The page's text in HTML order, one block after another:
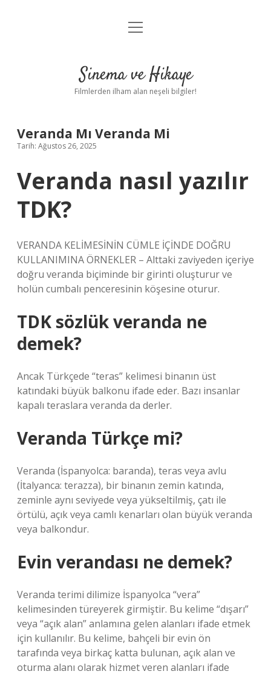
Gizlilik Politikası
Yasal Uyarı
menüyü
Sinema ve Hikaye
Filmlerden ilham alan neşeli bilgiler!
Veranda Mı Veranda Mi
Tarih: Ağustos 26, 2025
Veranda nasıl yazılır
TDK?
VERANDA KELİMESİNİN CÜMLE İÇİNDE DOĞRU
KULLANIMINA ÖRNEKLER – Alttaki zaviyeden içeriye
doğru veranda biçiminde bir girinti oluşturur ve
holün cumbalı penceresinin köşesine oturur.
TDK sözlük veranda ne
demek?
Ancak Türkçede “teras” kelimesi binanın üst
katındaki büyük balkonu ifade eder. Bazı insanlar
kapalı teraslara veranda da derler.
Veranda Türkçe mi?
Veranda (İspanyolca: baranda), teras veya avlu
(İtalyanca: terazza), bir binanın zemin katında,
zeminle aynı seviyede veya yükseltilmiş, çatı ile
örtülü, açık veya camlı kenarları olan büyük veranda
veya balkondur.
Evin verandası ne demek?
Veranda terimi dilimize İspanyolca “vera”
kelimesinden türeyerek girmiştir. Bu kelime “dışarı”
veya “açık alan” anlamına gelen alanları ifade etmek
için kullanılır. Bu kelime, bahçeli bir evin ön
tarafında veya birkaç katta bulunan, açık alan ve
oturma alanı olarak hizmet veren alanları ifade